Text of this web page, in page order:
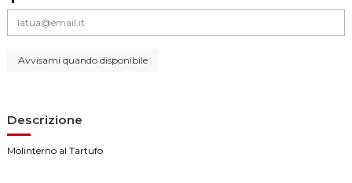
Descrizione
Molinterno al Tartufo